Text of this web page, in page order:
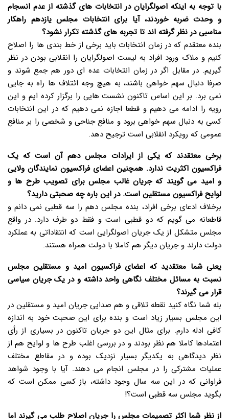
با توجه به اینکه اصولگرایان در انتخابات های گذشته از عدم انسجام
و وحدت ضربه خوردند، آیا برای انتخابات مجلس یازدهم راهکار
مناسبی در نظر گرفته اند تا تجربه های گذشته تکرار نشود؟
بنده معتقدم که در زمان انتخابات باید برخی از خط بندی ها را اصلاح
کنیم و ملاک ورود افراد به لیست اصولگرایان را انقلابی بودن در نظر
گیریم. در مقابل اگر در زمان انتخابات عده ای دور هم جمع شوند و
صرفا دنبال سهم خواهی باشند، به هیچ وجه ائتلاف ها راه به جایی
نمی برد. بر این اساس تاکنون نشست هایی را برگزار کرده ایم و این
رویه را ادامه می دهیم و قطعا اجازه نمی دهیم که در این انتخابات
کسی به دنبال سهم خواهی برود و منافع جناحی و شخصی را بر منافع
عمومی که رویکرد انقلابی است ترجیح دهد.
برخی معتقدند که یکی از ایرادات مجلس دهم آن است که یک
فراکسیون اکثریت ندارد. همچنین اعضای فراکسیون نمایندگان ولایی
و امید می گویند که جریان غالب مجلس برای تصویب طرح ها و
لوایح فراکسیون مستقلین است. در این باره چه صحبتی دارید؟
برخلاف ادعای برخی افراد، بنده مجلس دهم را سه قطبی نمی دانم و
قاطعانه می گویم که دو قطبی است و فقط دو طرف دارد. در واقع
مجلس متشکل از یک جریان اصولگرایی است که انتقاداتی به عملکرد
دولت دارند و جریان دیگر هم کاملا با دولت همراه هستند.
یعنی شما معتقدید که اعضای فراکسیون امید و مستقلین مجلس
نسبت به مسائل مختلف نگاهی واحد داشته و در یک جریان سیاسی
قرار می گیرند؟
بله شما نگاه کنید نقطه تلاقی و هم صدایی جریان امید و مستقلین در
این مجلس بسیار زیاد است و بنده برای این صحبت خود به اندازه
کافی ادله دارم. برای مثال این دو جریان تاکنون در بسیاری از رأی
اعتمادها کاملا هم نظر بودند و در بررسی اغلب طرح ها و لوایح هم از
نظر دیدگاهی به یکدیگر بسیار نزدیک بوده و در مقاطع مختلف
عملیات مشترکی را در مجلس انجام می دهند. آیا با وجود شواهد
فراوانی که در این سه سال وجود داشته، باز کسی ممکن است که
بگوید مجلس سه قطبی است؟!
از نظر شما اکثر تصمیمات مجلس را جریان اصلاح طلب می گیرند اما